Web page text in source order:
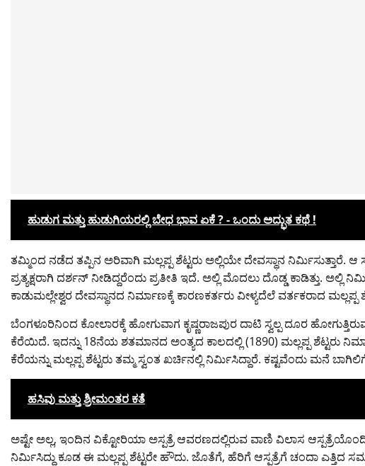
ಹುಡುಗ ಮತ್ತು ಹುಡುಗಿಯರಲ್ಲಿ ಬೇಧ ಭಾವ ಏಕೆ ? - ಒಂದು ಅದ್ಭುತ ಕಥೆ !
ತಮ್ಮಿಂದ ನಡೆದ ತಪ್ಪಿನ ಅರಿವಾಗಿ ಮಲ್ಲಪ್ಪ ಶೆಟ್ಟರು ಅಲ್ಲಿಯೇ ದೇವಸ್ಥಾನ
ಪ್ರತ್ಯಕ್ಷರಾಗಿ ದರ್ಶನ್ ನೀಡಿದ್ದರೆಂದು ಪ್ರತೀತಿ ಇದೆ. ಅಲ್ಲಿ ಮೊದಲು ದೊಡ್ಡ ಕಾಡಿತ್ತು. ಅಲ್ಲಿ
ಕಾಡುಮಲ್ಲೇಶ್ವರ ದೇವಸ್ಥಾನದ ನಿರ್ಮಾಣಕ್ಕೆ ಕಾರಣಕರ್ತರು ವೀಳ್ಯದೆಲೆ ವರ್ತಕರಾದ ಮಲ್ಲಪ್ಪ
ಬೆಂಗಳೂರಿನಿಂದ ಕೋಲಾರಕ್ಕೆ ಹೋಗುವಾಗ ಕೃಷ್ಣರಾಜಪುರ ದಾಟಿ ಸ್ವಲ್ಪ ದೂರ
ಕೆರೆಯಿದೆ. ಇದನ್ನು 18ನೆಯ ಶತಮಾನದ ಅಂತ್ಯದ ಕಾಲದಲ್ಲಿ (1890) ಮಲ್ಲಪ್ಪ ಶೆಟ್ಟರು
ಕೆರೆಯನ್ನು ಮಲ್ಲಪ್ಪ ಶೆಟ್ಟರು ತಮ್ಮ ಸ್ವಂತ ಖರ್ಚಿನಲ್ಲಿ ನಿರ್ಮಿಸಿದ್ದಾರೆ. ಕಷ್ಟವೆಂದು ಮನೆ
ಹಸಿವು ಮತ್ತು ಶ್ರೀಮಂತರ ಕತೆ
ಅಷ್ಟೇ ಅಲ್ಲ, ಇಂದಿನ ವಿಕ್ಟೋರಿಯಾ ಅಸ್ಪತ್ರೆ ಆವರಣದಲ್ಲಿರುವ ವಾಣಿ ವಿಲಾಸ
ನಿರ್ಮಿಸಿದ್ದು ಕೂಡ ಈ ಮಲ್ಲಪ್ಪ ಶೆಟ್ಟರೇ ಹೌದು. ಜೊತೆಗೆ, ಹೆರಿಗೆ ಆಸ್ಪತ್ರೆಗೆ ಚಂದಾ ಎತ್ತಿದ